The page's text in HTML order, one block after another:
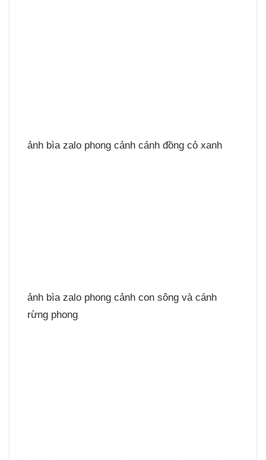
ảnh bìa zalo phong cảnh cánh đồng cỏ xanh
ảnh bìa zalo phong cảnh con sông và cánh
rừng phong